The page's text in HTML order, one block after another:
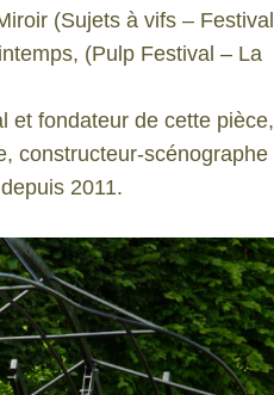
(Sujets à vifs – Festival
(Pulp Festival – La
et fondateur de cette pièce,
constructeur-scénographe
2011.